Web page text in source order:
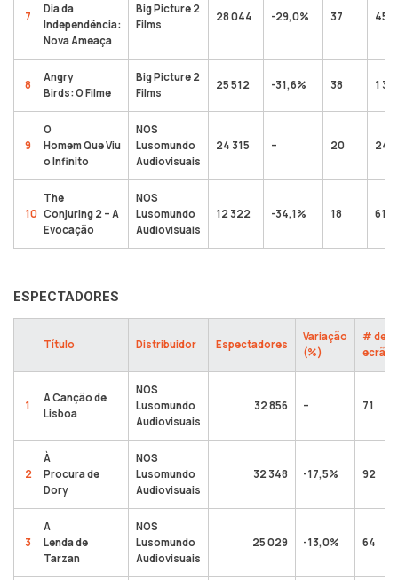
7
Dia da
Independência:
Nova Ameaça
Big Picture 2
Films
28 044 -29,0% 37 455
8
Angry
Birds: O Filme
Big Picture 2
Films
25 512 -31,6% 38 1
9
O
Homem Que Viu
o Infinito
NOS
Lusomundo
Audiovisuais
24 315 – 20 24
10
The
Conjuring 2 – A
Evocação
NOS
Lusomundo
Audiovisuais
12 322 -34,1% 18 611
ESPECTADORES
Título Distribuidor Espectadores
Variação
(%)
# de
ecrãs
1
A Canção de
Lisboa
NOS
Lusomundo
Audiovisuais
32 856 – 71
2
À
Procura de
Dory
NOS
Lusomundo
Audiovisuais
32 348 -17,5% 92
3
A
Lenda de
Tarzan
NOS
Lusomundo
Audiovisuais
25 029 -13,0% 64